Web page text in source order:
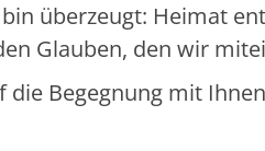
überzeugt: Heimat
Glauben, den wir
die Begegnung mit